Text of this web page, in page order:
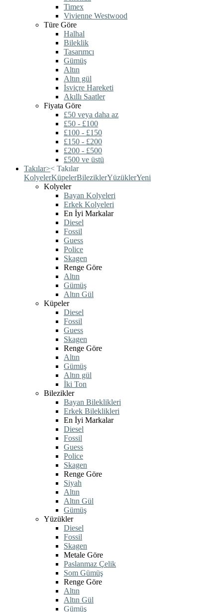
Timex
Vivienne Westwood
Türe Göre
Halhal
Bileklik
Tasarımcı
Gümüş
Altın
Altın gül
İsviçre Hareketi
Akıllı Saatler
Fiyata Göre
£50 veya daha az
£50 - £100
£100 - £150
£150 - £200
£200 - £500
£500 ve üstü
Takılar>< Takılar
KolyelerKüpelerBileziklerYüzüklerYeni
Kolyeler
Bayan Kolyeleri
Erkek Kolyeleri
En İyi Markalar
Diesel
Fossil
Guess
Police
Skagen
Renge Göre
Altın
Gümüş
Altın Gül
Küpeler
Diesel
Fossil
Guess
Skagen
Renge Göre
Altın
Gümüş
Altın gül
İki Ton
Bilezikler
Bayan Bileklikleri
Erkek Bileklikleri
En İyi Markalar
Diesel
Fossil
Guess
Police
Skagen
Renge Göre
Siyah
Altın
Altın Gül
Gümüş
Yüzükler
Diesel
Fossil
Skagen
Metale Göre
Paslanmaz Çelik
Som Gümüş
Renge Göre
Altın
Altın Gül
Gümüş